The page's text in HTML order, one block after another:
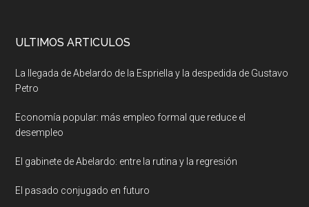
ULTIMOS ARTICULOS
La llegada de Abelardo de la Espriella y la despedida de Gustavo
Petro
Economía popular: más empleo formal que reduce el
desempleo
El gabinete de Abelardo: entre la rutina y la regresión
El pasado conjugado en futuro